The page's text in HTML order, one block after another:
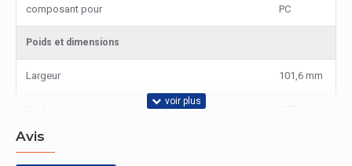
composant pour PC
Poids et dimensions
Largeur 101,6 mm
Hauteur
Avis